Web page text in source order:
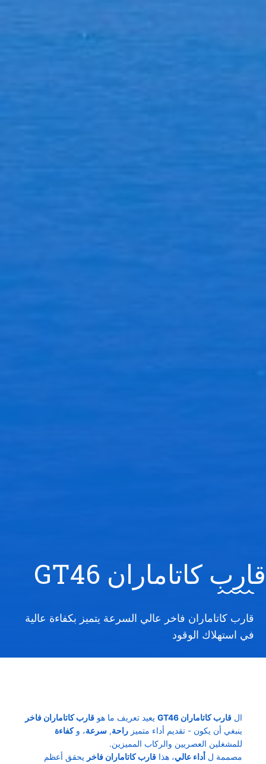
قارب كاتاماران GT46
قارب كاتاماران فاخر عالي السرعة يتميز بكفاءة عالية
في استهلاك الوقود
ال قارب كاتاماران GT46 يعيد تعريف ما هو قارب كاتاماران فاخر
ينبغي أن يكون - تقديم أداء متميز راحة, سرعة، وكفاءة
للمشغلين العصريين والركاب المميزين.
مصممة ل أداء عالي، هذا قارب كاتاماران فاخر يحقق أعظم